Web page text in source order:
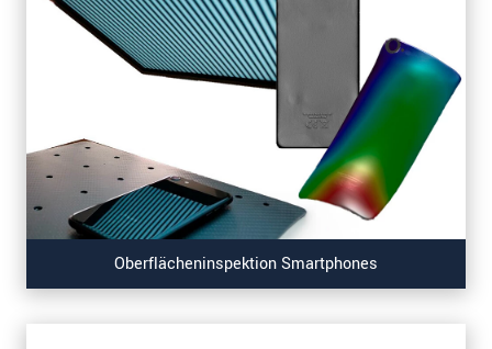
Oberflächeninspektion Smartphones